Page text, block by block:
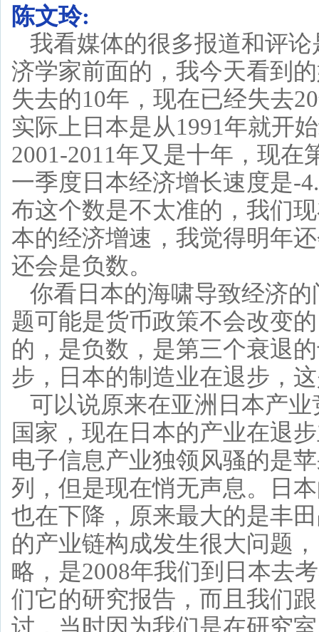
陈文玲:
我看媒体的很多报道和评
济学家前面的，我今天看到
失去的10年，现在已经失去
实际上日本是从1991年就开
2001-2011年又是十年，现
一季度日本经济增长速度是-
布这个数是不太准的，我们
本的经济增速，我觉得明年
还会是负数。
你看日本的海啸导致经济
题可能是货币政策不会改变
的，是负数，是第三个衰退
步，日本的制造业在退步，
可以说原来在亚洲日本产
国家，现在日本的产业在退
电子信息产业独领风骚的是
列，但是现在悄无声息。日
也在下降，原来最大的是丰
的产业链构成发生很大问题
略，是2008年我们到日本去
们它的研究报告，而且我们